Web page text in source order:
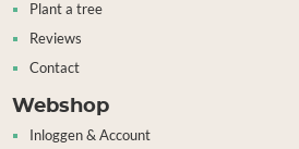
Plant a tree
Reviews
Contact
Webshop
Inloggen & Account